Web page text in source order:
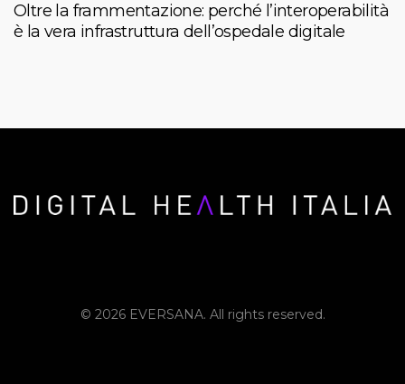
Oltre la frammentazione: perché l’interoperabilità
è la vera infrastruttura dell’ospedale digitale
© 2026 EVERSANA. All rights reserved.